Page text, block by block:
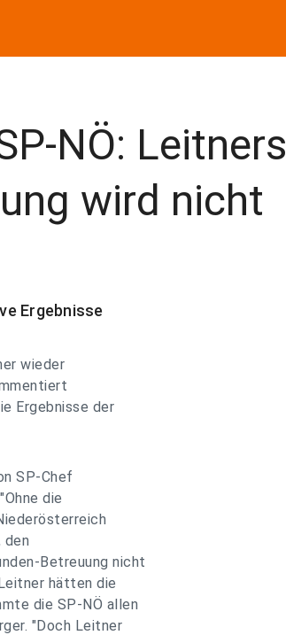
NÖ: Leitners
wird nicht
Ergebnisse
wieder
Ergebnisse der
SP-Chef
die
den
Betreuung nicht
hätten die
die SP-NÖ allen
"Doch Leitner